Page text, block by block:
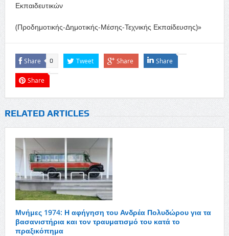
Εκπαιδευτικών
(Προδημοτικής-Δημοτικής-Μέσης-Τεχνικής Εκπαίδευσης)»
Share 0 Tweet Share Share
Share
RELATED ARTICLES
Μνήμες 1974: Η αφήγηση του Ανδρέα Πολυδώρου για τα
βασανιστήρια και τον τραυματισμό του κατά το
πραξικόπημα